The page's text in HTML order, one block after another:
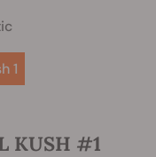
1
KUSH #1